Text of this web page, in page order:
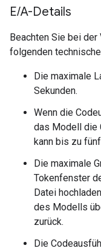
E/A-Details
Beachten Sie bei
folgenden
Die maximale
Sekunden.
Wenn die
das Modell die
kann bis zu
Die maximale
Tokenfenster
Datei
des Modells
zurück.
Die